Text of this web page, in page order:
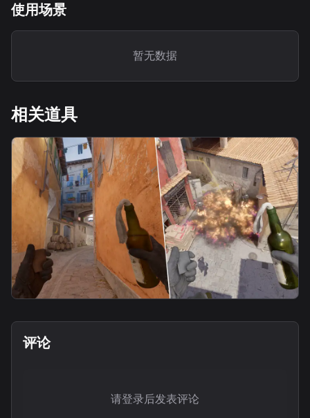
使用场景
暂无数据
相关道具
木板火-从匪口丢
评论
请登录后发表评论